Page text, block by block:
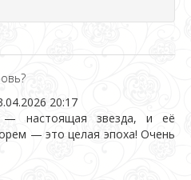
20:17
— настоящая звезда, и её
— это целая эпоха! Очень